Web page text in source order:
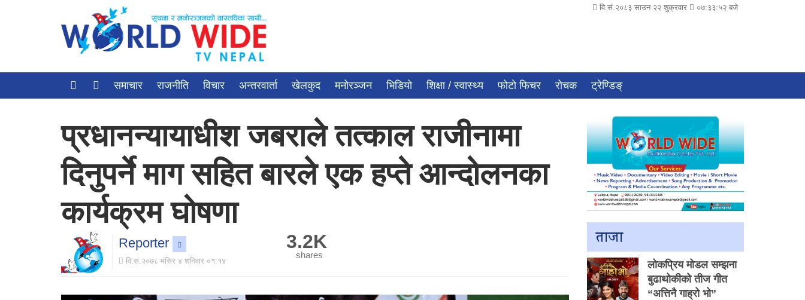
वि.सं.२०८३ साउन २२ शुक्रवार ०७:३३:५३ बजे
समाचार राजनीति विचार अन्तरवार्ता खेलकुद मनोरञ्जन भिडियो शिक्षा / स्वास्थ्य फाेटाे फिचर राेचक ट्रेण्डिङ्
प्रधानन्यायाधीश जबराले तत्काल राजीनामा
दिनुपर्ने माग सहित बारले एक हप्ते आन्दोलनका
कार्यक्रम घोषणा
Reporter
वि.सं.२०७८ मंसिर ४ शनिवार ०१:१४
3.2K
shares
ताजा
लोकप्रिय मोडल सम्झना
बुढाथोकीको तीज गीत
“अत्तिनै गाह्रो भो”